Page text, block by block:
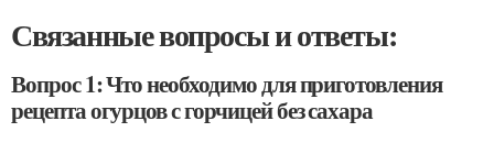
Связанные вопросы и ответы:
Вопрос 1: Что необходимо для приготовления
рецепта огурцов с горчицей без сахара